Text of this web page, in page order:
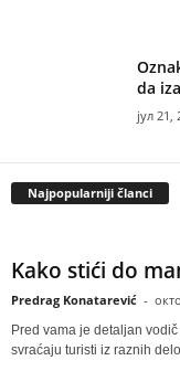
da
јул 21,
Najpopularniji članci
Kako stići do
Predrag Konatarević -
Pred vama je detaljan
svraćaju turisti iz raznih